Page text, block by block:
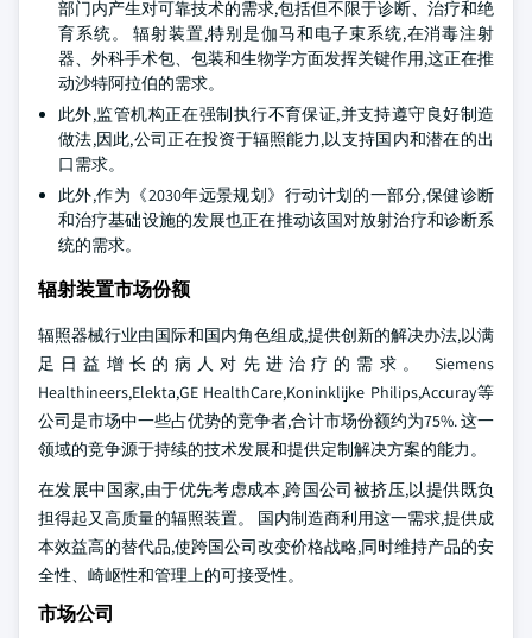
部门内产生对可靠技术的需求,包括但不限于诊断、治疗和绝
育系统。 辐射装置,特别是伽马和电子束系统,在消毒注射
器、外科手术包、包装和生物学方面发挥关键作用,这正在推
动沙特阿拉伯的需求。
此外,监管机构正在强制执行不育保证,并支持遵守良好制造
做法,因此,公司正在投资于辐照能力,以支持国内和潜在的出
口需求。
此外,作为《2030年远景规划》行动计划的一部分,保健诊断
和治疗基础设施的发展也正在推动该国对放射治疗和诊断系
统的需求。
辐射装置市场份额
辐照器械行业由国际和国内角色组成,提供创新的解决办法,以满
足日益增长的病人对先进治疗的需求。 Siemens
Healthineers,Elekta,GE HealthCare,Koninklijke Philips,Accuray等
公司是市场中一些占优势的竞争者,合计市场份额约为75%. 这一
领域的竞争源于持续的技术发展和提供定制解决方案的能力。
在发展中国家,由于优先考虑成本,跨国公司被挤压,以提供既负
担得起又高质量的辐照装置。 国内制造商利用这一需求,提供成
本效益高的替代品,使跨国公司改变价格战略,同时维持产品的安
全性、崎岖性和管理上的可接受性。
市场公司